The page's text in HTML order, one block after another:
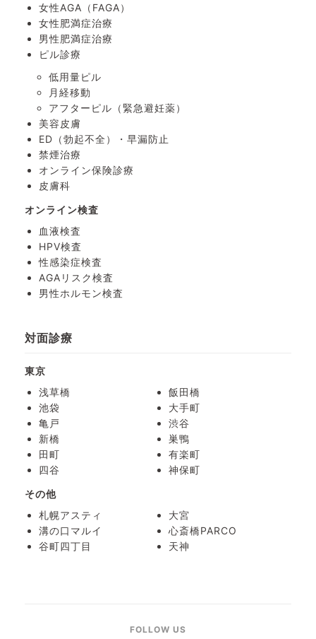
女性AGA（FAGA）
女性肥満症治療
男性肥満症治療
ピル診療
低用量ピル
月経移動
アフターピル （緊急避妊薬）
美容皮膚
ED（勃起不全）・ 早漏防止
禁煙治療
オンライン保険診療
皮膚科
オンライン検査
血液検査
HPV検査
性感染症検査
AGAリスク検査
男性ホルモン検査
対面診療
東京
浅草橋
飯田橋
池袋
大手町
亀戸
渋谷
新橋
巣鴨
田町
有楽町
四谷
神保町
その他
札幌アスティ
大宮
溝の口マルイ
心斎橋PARCO
谷町四丁目
天神
FOLLOW US